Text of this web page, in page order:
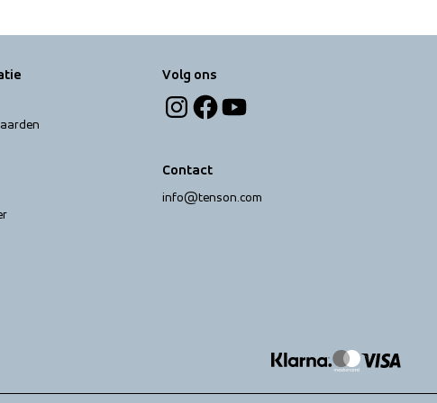
Volg ons
Contact
info@tenson.com